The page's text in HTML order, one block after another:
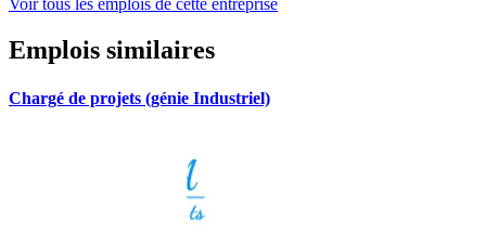
Voir tous les emplois de cette entreprise
Emplois similaires
Chargé de projets (génie Industriel)